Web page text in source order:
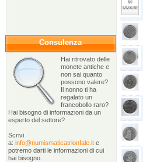
Consulenza
Hai ritrovato delle
monete antiche e
non sai quanto
possono valere?
Il nonno ti ha
regalato un
francobollo raro?
Hai bisogno di informazioni da un
esperto del settore?
Scrivi
a: info@numismaticatrionfale.it e
potremo darti le informazioni di cui
hai bisogno.